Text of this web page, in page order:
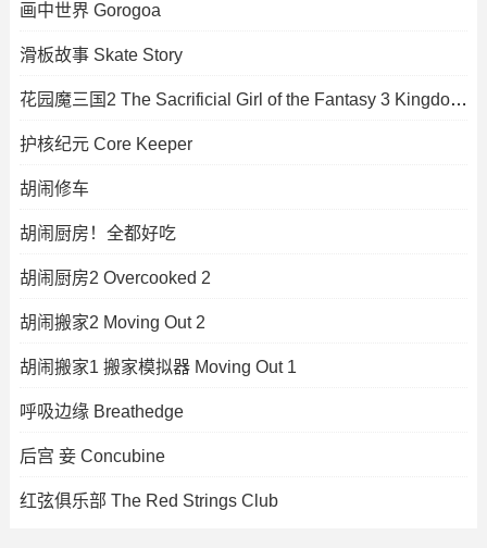
画中世界 Gorogoa
滑板故事 Skate Story
花园魔三国2 The Sacrificial Girl of the Fantasy 3 Kingdoms 2
护核纪元 Core Keeper
胡闹修车
胡闹厨房！全都好吃
胡闹厨房2 Overcooked 2
胡闹搬家2 Moving Out 2
胡闹搬家1 搬家模拟器 Moving Out 1
呼吸边缘 Breathedge
后宫 妾 Concubine
红弦俱乐部 The Red Strings Club